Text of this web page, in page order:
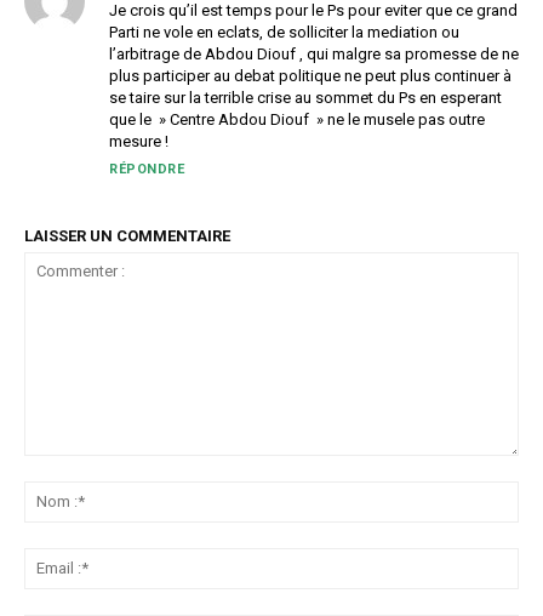
Je crois qu’il est temps pour le Ps pour eviter que ce grand
Parti ne vole en eclats, de solliciter la mediation ou
l’arbitrage de Abdou Diouf , qui malgre sa promesse de ne
plus participer au debat politique ne peut plus continuer à
se taire sur la terrible crise au sommet du Ps en esperant
que le » Centre Abdou Diouf » ne le musele pas outre
mesure !
RÉPONDRE
LAISSER UN COMMENTAIRE